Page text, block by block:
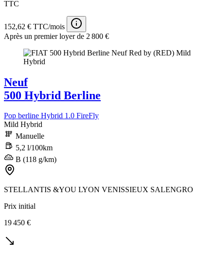
TTC
152,62 € TTC/mois
Après un premier loyer de 2 800 €
Neuf
500 Hybrid Berline
Pop berline Hybrid 1.0 FireFly
Mild Hybrid
Manuelle
5,2 l/100km
B (118 g/km)
STELLANTIS &YOU LYON VENISSIEUX SALENGRO
Prix initial
19 450 €